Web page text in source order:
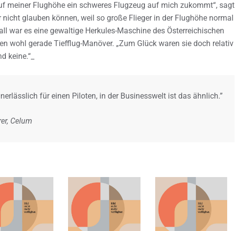
meiner Flughöhe ein schweres Flugzeug auf mich zukommt“, sagt
nicht glauben können, weil so große Flieger in der Flughöhe normal
war es eine gewaltige Herkules-Maschine des Österreichischen
wohl gerade Tiefflug-Manöver. „Zum Glück waren sie doch relativ
keine.“_
für einen Piloten, in der Businesswelt ist das ähnlich.”
Celum